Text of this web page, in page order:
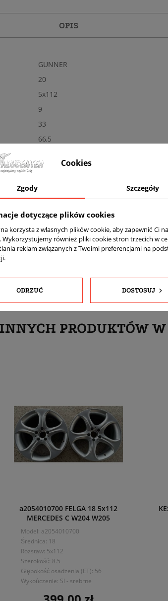
OPIS
GUNNER
20
5x112
9
33
66,5
Nowe
SI - srebrne
10
komplet (4 sztuki)
Tak
PRODUKTÓW
a2054010700 FELGA 18 5x112
MERCEDES C W204 W205
Model: a2054010700
Średnica: 18
Rozstaw: 5x112
Szerokość: 8.5
Głębokość osadzenia (ET): 56
Wykończenie: SI - srebrne
Cena
Cookies
Zgody Szczegóły
dotyczące plików cookies
korzysta z własnych plików cookie, aby zapewnić Ci
Wykorzystujemy również pliki cookie stron trzecich w
reklam związanych z Twoimi preferencjami na
ODRZUĆ DOSTOSUJ